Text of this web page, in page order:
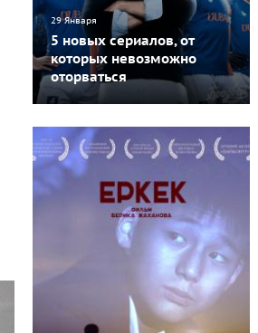
29 Января
5 новых сериалов, от
которых невозможно
оторваться